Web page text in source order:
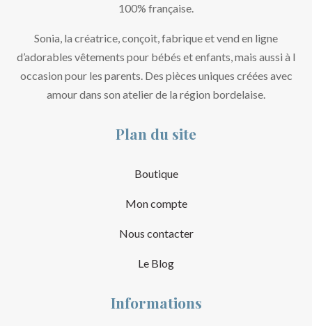
100% française.
Sonia, la créatrice, conçoit, fabrique et vend en ligne
d’adorables vêtements pour bébés et enfants, mais aussi à l
occasion pour les parents. Des pièces uniques créées avec
amour dans son atelier de la région bordelaise.
Plan du site
Boutique
Mon compte
Nous contacter
Le Blog
Informations